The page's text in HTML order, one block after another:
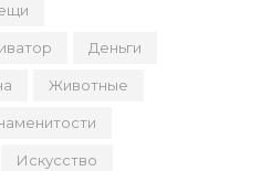
Деньги
Животные
Искусство